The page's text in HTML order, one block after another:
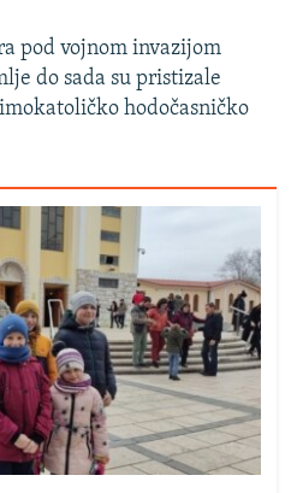
pod vojnom invazijom
do sada su pristizale
hodočasničko